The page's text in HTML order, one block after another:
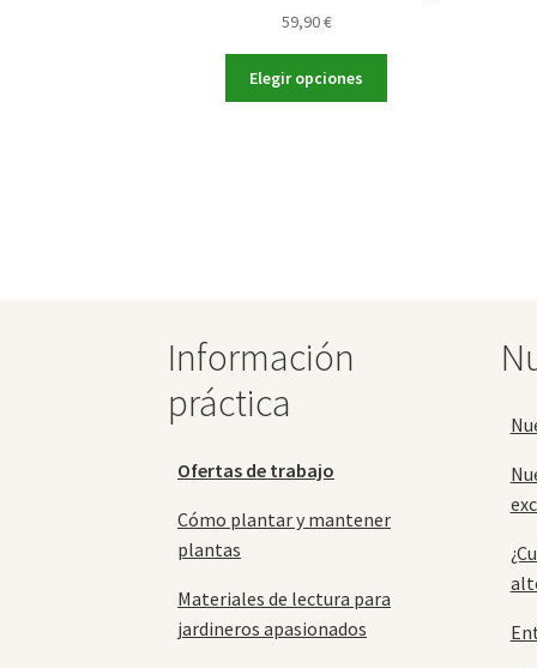
59,90€
Elegir opciones
Información
práctica
Ofertas de trabajo
Cómo plantar y mantener
plantas
Materiales de lectura para
jardineros apasionados